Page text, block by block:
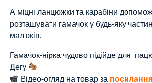
А міцні ланцюжки та карабіни
розташувати гамачок у будь-яку
малюків.
Гамачок-нірка чудово підійде для
Дегу
Відео-огляд на товар за